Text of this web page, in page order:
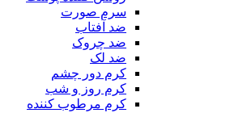
سرم صورت
ضد آفتاب
ضد چروک
ضد لک
کرم دور چشم
کرم روز و شب
کرم مرطوب کننده